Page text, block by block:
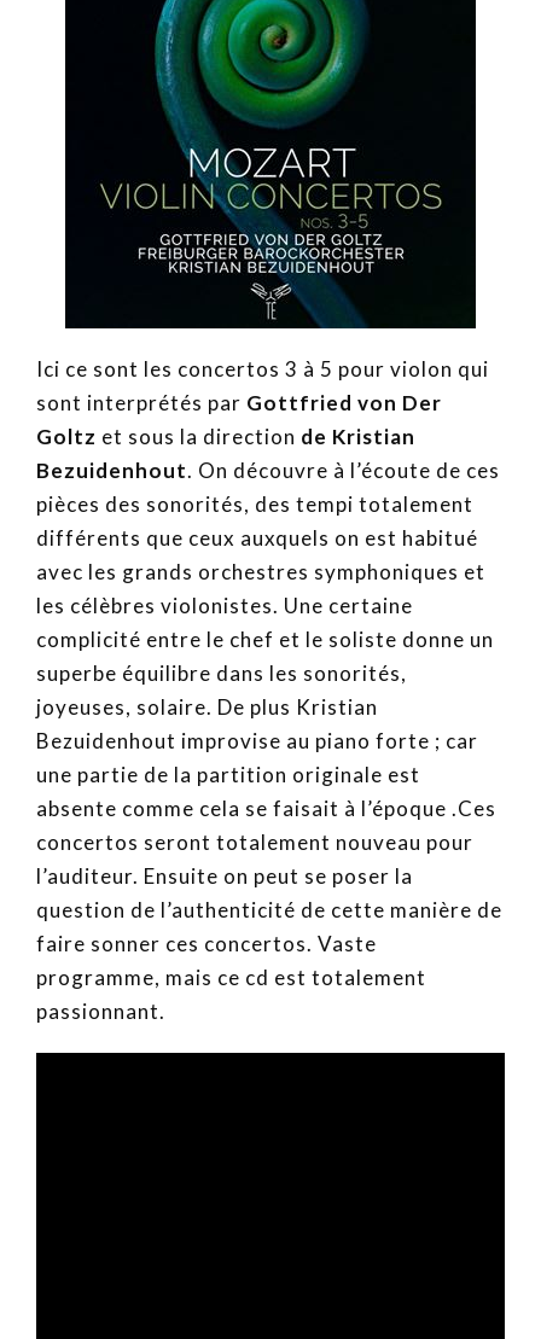
Ici ce sont les concertos 3 à 5 pour violon qui
sont interprétés par Gottfried von Der
Goltz et sous la direction de Kristian
Bezuidenhout. On découvre à l’écoute de ces
pièces des sonorités, des tempi totalement
différents que ceux auxquels on est habitué
avec les grands orchestres symphoniques et
les célèbres violonistes. Une certaine
complicité entre le chef et le soliste donne un
superbe équilibre dans les sonorités,
joyeuses, solaire. De plus Kristian
Bezuidenhout improvise au piano forte ; car
une partie de la partition originale est
absente comme cela se faisait à l’époque .Ces
concertos seront totalement nouveau pour
l’auditeur. Ensuite on peut se poser la
question de l’authenticité de cette manière de
faire sonner ces concertos. Vaste
programme, mais ce cd est totalement
passionnant.